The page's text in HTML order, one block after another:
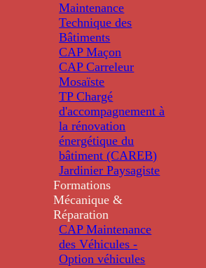
Maintenance
Technique des
Bâtiments
CAP Maçon
CAP Carreleur
Mosaïste
TP Chargé
d'accompagnement à
la rénovation
énergétique du
bâtiment (CAREB)
Jardinier Paysagiste
Formations
Mécanique &
Réparation
CAP Maintenance
des Véhicules -
Option véhicules